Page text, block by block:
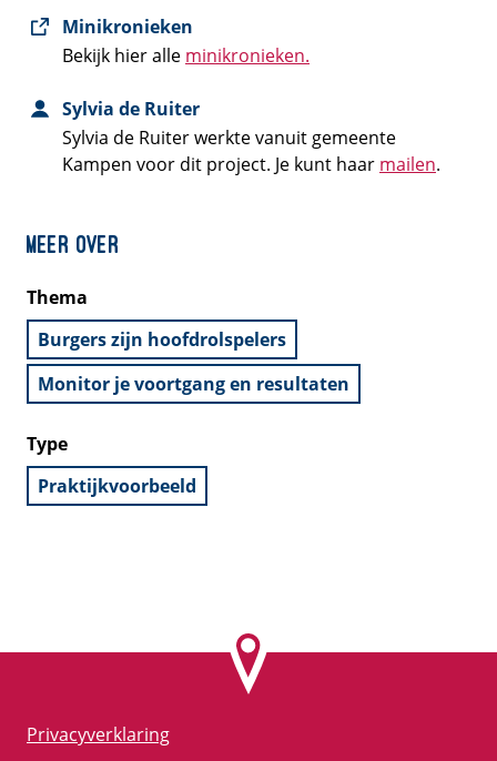
Minikronieken
Bekijk hier alle minikronieken.
Sylvia de Ruiter
Sylvia de Ruiter werkte vanuit gemeente
Kampen voor dit project. Je kunt haar mailen.
Meer over
Thema
Burgers zijn hoofdrolspelers
Monitor je voortgang en resultaten
Type
Praktijkvoorbeeld
Privacyverklaring